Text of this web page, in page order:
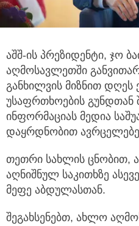
აშშ-ის პრეზიდენტი, ჯო
აღმოსავლეთში
განხილვის მიზნით
უსაფრთხოების გუნდთან
ინფორმაციას მედია
დაყრდნობით
თეთრი სახლის ცნობით,
აღნიშნულ საკითხზე
მეფე აბდულასთან.
შეგახსენებთ, ახლო